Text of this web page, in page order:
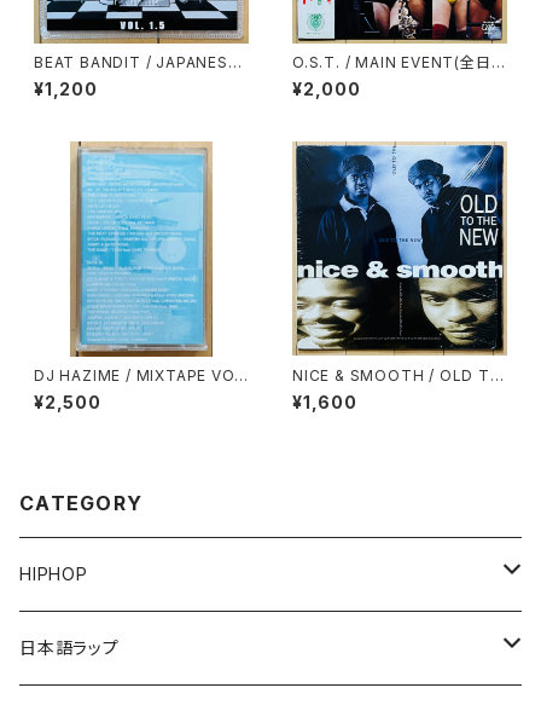
BEAT BANDIT / JAPANESE
STRICTLY BREAKS & BEAT
S VOL.1.5(特典CD-R付)
¥1,200
O.S.T. / MAIN EVENT(全日本
プロレス・テーマ・ソング・コレク
ション)
¥2,000
DJ HAZIME / MIXTAPE VO
L.7
¥2,500
NICE & SMOOTH / OLD TO
THE NEW
¥1,600
CATEGORY
HIPHOP
12"/7"
日本語ラップ